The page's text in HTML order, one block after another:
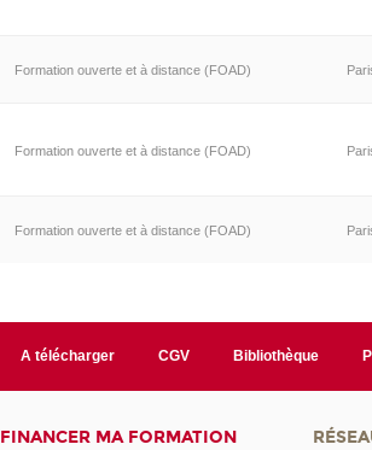
Formation ouverte et à distance (FOAD)
Formation ouverte et à distance (FOAD)
Formation ouverte et à distance (FOAD)
A télécharger CGV Bibliothèque
FINANCER MA FORMATION